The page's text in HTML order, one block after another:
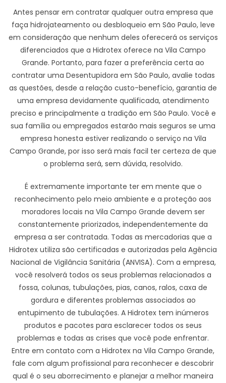
Antes pensar em contratar qualquer outra empresa que
faça hidrojateamento ou desbloqueio em São Paulo, leve
em consideração que nenhum deles oferecerá os serviços
diferenciados que a Hidrotex oferece na Vila Campo
Grande. Portanto, para fazer a preferência certa ao
contratar uma Desentupidora em São Paulo, avalie todas
as questões, desde a relação custo-benefício, garantia de
uma empresa devidamente qualificada, atendimento
preciso e principalmente a tradição em São Paulo. Você e
sua família ou empregados estarão mais seguros se uma
empresa honesta estiver realizando o serviço na Vila
Campo Grande, por isso será mais facil ter certeza de que
o problema será, sem dúvida, resolvido.
É extremamente importante ter em mente que o
reconhecimento pelo meio ambiente e a proteção aos
moradores locais na Vila Campo Grande devem ser
constantemente priorizados, independentemente da
empresa a ser contratada. Todas as mercadorias que a
Hidrotex utiliza são certificadas e autorizadas pela Agência
Nacional de Vigilância Sanitária (ANVISA). Com a empresa,
você resolverá todos os seus problemas relacionados a
fossa, colunas, tubulações, pias, canos, ralos, caxa de
gordura e diferentes problemas associados ao
entupimento de tubulações. A Hidrotex tem inúmeros
produtos e pacotes para esclarecer todos os seus
problemas e todas as crises que você pode enfrentar.
Entre em contato com a Hidrotex na Vila Campo Grande,
fale com algum profissional para reconhecer e descobrir
qual é o seu aborrecimento e planejar a melhor maneira